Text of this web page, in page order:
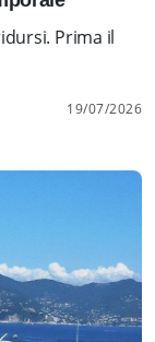
Prima il
19/07/2026